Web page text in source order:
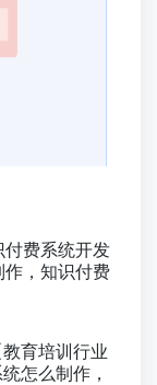
付费系统开发
作，知识付费
育培训行业
怎么制作，